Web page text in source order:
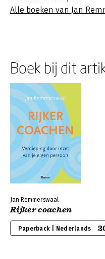
Alle boeken van Jan
Boek bij dit
Jan Remmerswaal
Rijker coachen
Paperback | Nederlands